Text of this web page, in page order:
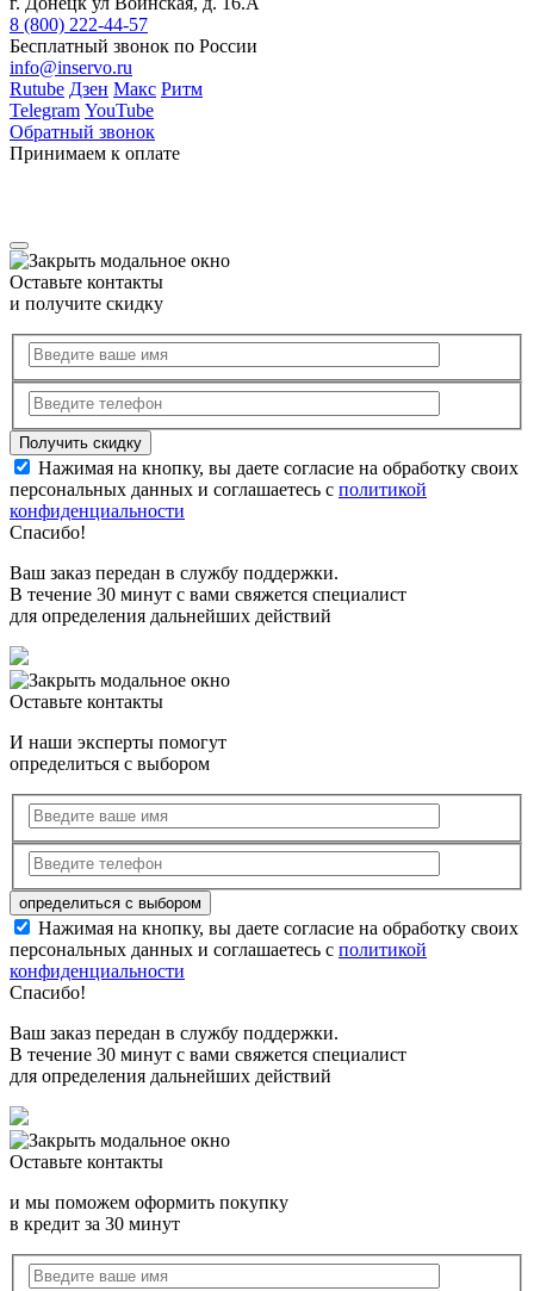
8 (800) 222-44-57
Бесплатный звонок по России
info@inservo.ru
Rutube Дзен Макс Ритм
Telegram YouTube
Обратный звонок
Принимаем к оплате
Оставьте контакты
и получите скидку
Нажимая на кнопку, вы даете согласие на обработку своих
персональных данных и соглашаетесь с политикой
конфиденциальности
Спасибо!
Ваш заказ передан в службу поддержки.
В течение 30 минут с вами свяжется специалист
для определения дальнейших действий
Оставьте контакты
И наши эксперты помогут
определиться с выбором
Нажимая на кнопку, вы даете согласие на обработку своих
персональных данных и соглашаетесь с политикой
конфиденциальности
Спасибо!
Ваш заказ передан в службу поддержки.
В течение 30 минут с вами свяжется специалист
для определения дальнейших действий
Оставьте контакты
и мы поможем оформить покупку
в кредит за 30 минут